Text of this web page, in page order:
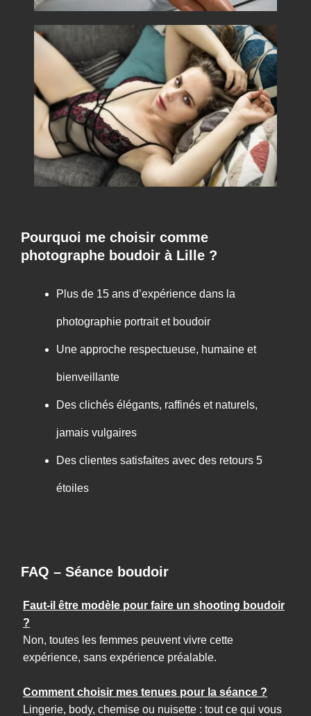
Pourquoi me choisir comme
photographe boudoir à Lille ?
Plus de 15 ans d’expérience dans la
photographie portrait et boudoir
Une approche respectueuse, humaine et
bienveillante
Des clichés élégants, raffinés et naturels,
jamais vulgaires
Des clientes satisfaites avec des retours 5
étoiles
FAQ – Séance boudoir
Faut-il être modèle pour faire un shooting boudoir
?
Non, toutes les femmes peuvent vivre cette
expérience, sans expérience préalable.
Comment choisir mes tenues pour la séance ?
Lingerie, body, chemise ou nuisette : tout ce qui vous